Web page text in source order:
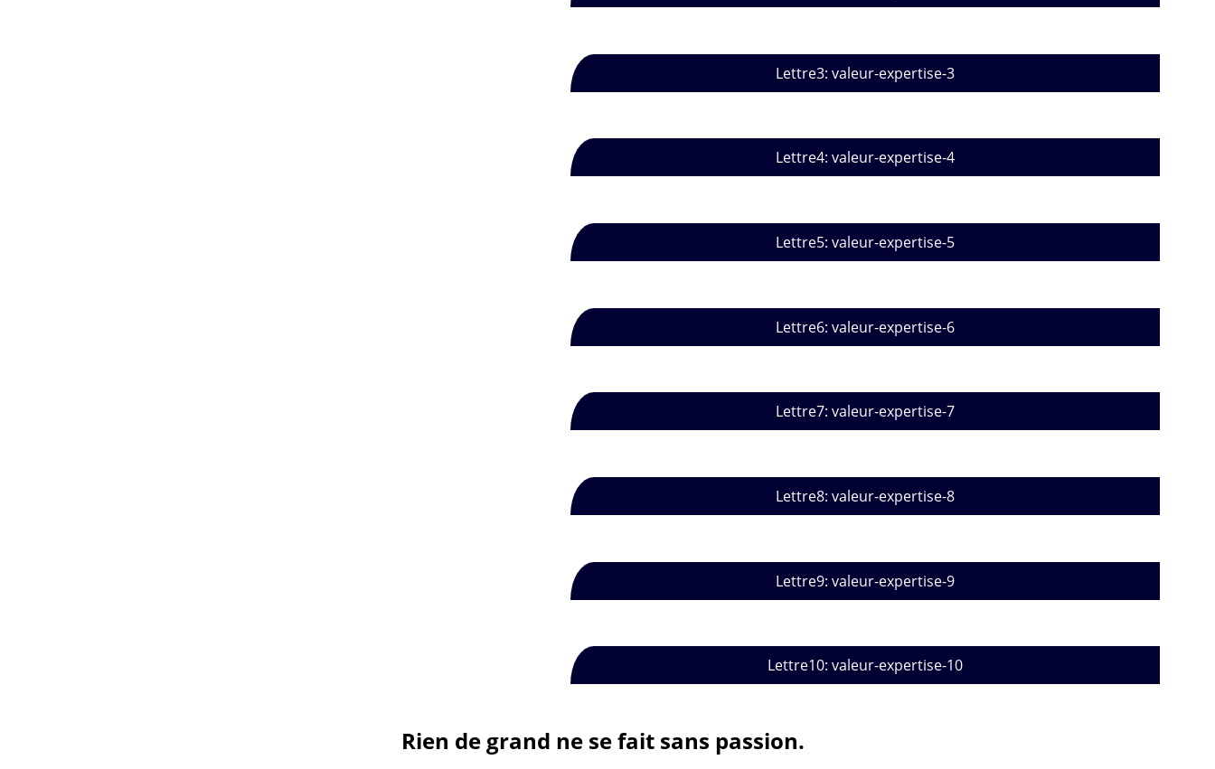
Lettre3: valeur-expertise-3
Lettre4: valeur-expertise-4
Lettre5: valeur-expertise-5
Lettre6: valeur-expertise-6
Lettre7: valeur-expertise-7
Lettre8: valeur-expertise-8
Lettre9: valeur-expertise-9
Lettre10: valeur-expertise-10
Rien de grand ne se fait sans passion.